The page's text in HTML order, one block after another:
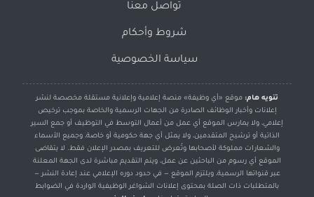
تواصل معنا
شروط وأحكام
سياسة الخصوصية
تنويه هام: موقع «أي وظيفة» منصة إعلامية وإعلانية مستقلة مخصصة لنشر
إعلانات وأخبار الوظائف الصادرة من الجهات الرسمية والخاصة بموجب ترخيص
إعلامي، ولا يمارس الموقع أي عمل من أعمال التوسط في التوظيف أو جمع السير
الذاتية أو ترشيح المتقدمين، ولا يمثل أي جهة حكومية أو خاصة، وجميع الأسماء
والشعارات مملوكة لأصحابها وتُعرض للتعريف بمصدر الإعلان فقط. لا يتقاضى
الموقع أي رسوم من الباحثين عن عمل، ويتم التقديم مباشرة لدى الجهة المعلنة
عبر قنواتها الرسمية، ويلتزم الموقع — في حدود دوره الإعلامي عند إعادة النشر —
بالمتطلبات ذات الصلة بمحتوى إعلانات الشواغر الوظيفية الواردة في الضوابط